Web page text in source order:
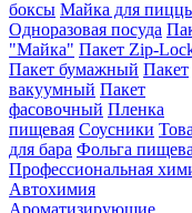
боксы Майка для
Одноразовая посуда
"Майка" Пакет Zip-
Пакет бумажный Пакет
вакуумный Пакет
фасовочный Пленка
пищевая Соусники
для бара Фольга
Профессиональная
Автохимия
Ароматизирующие